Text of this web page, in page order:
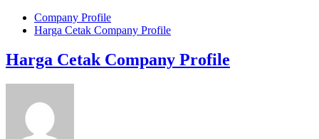
Company Profile
Harga Cetak Company Profile
Harga Cetak Company Profile